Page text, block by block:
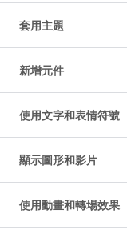
套用主題
新增元件
使用文字和表情符號
顯示圖形和影片
使用動畫和轉場效果